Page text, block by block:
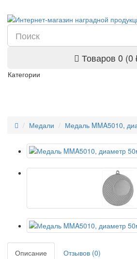
Товаров 0 (0
Категории
Медали Медаль MMA5010,
Описание
Отзывов (0)